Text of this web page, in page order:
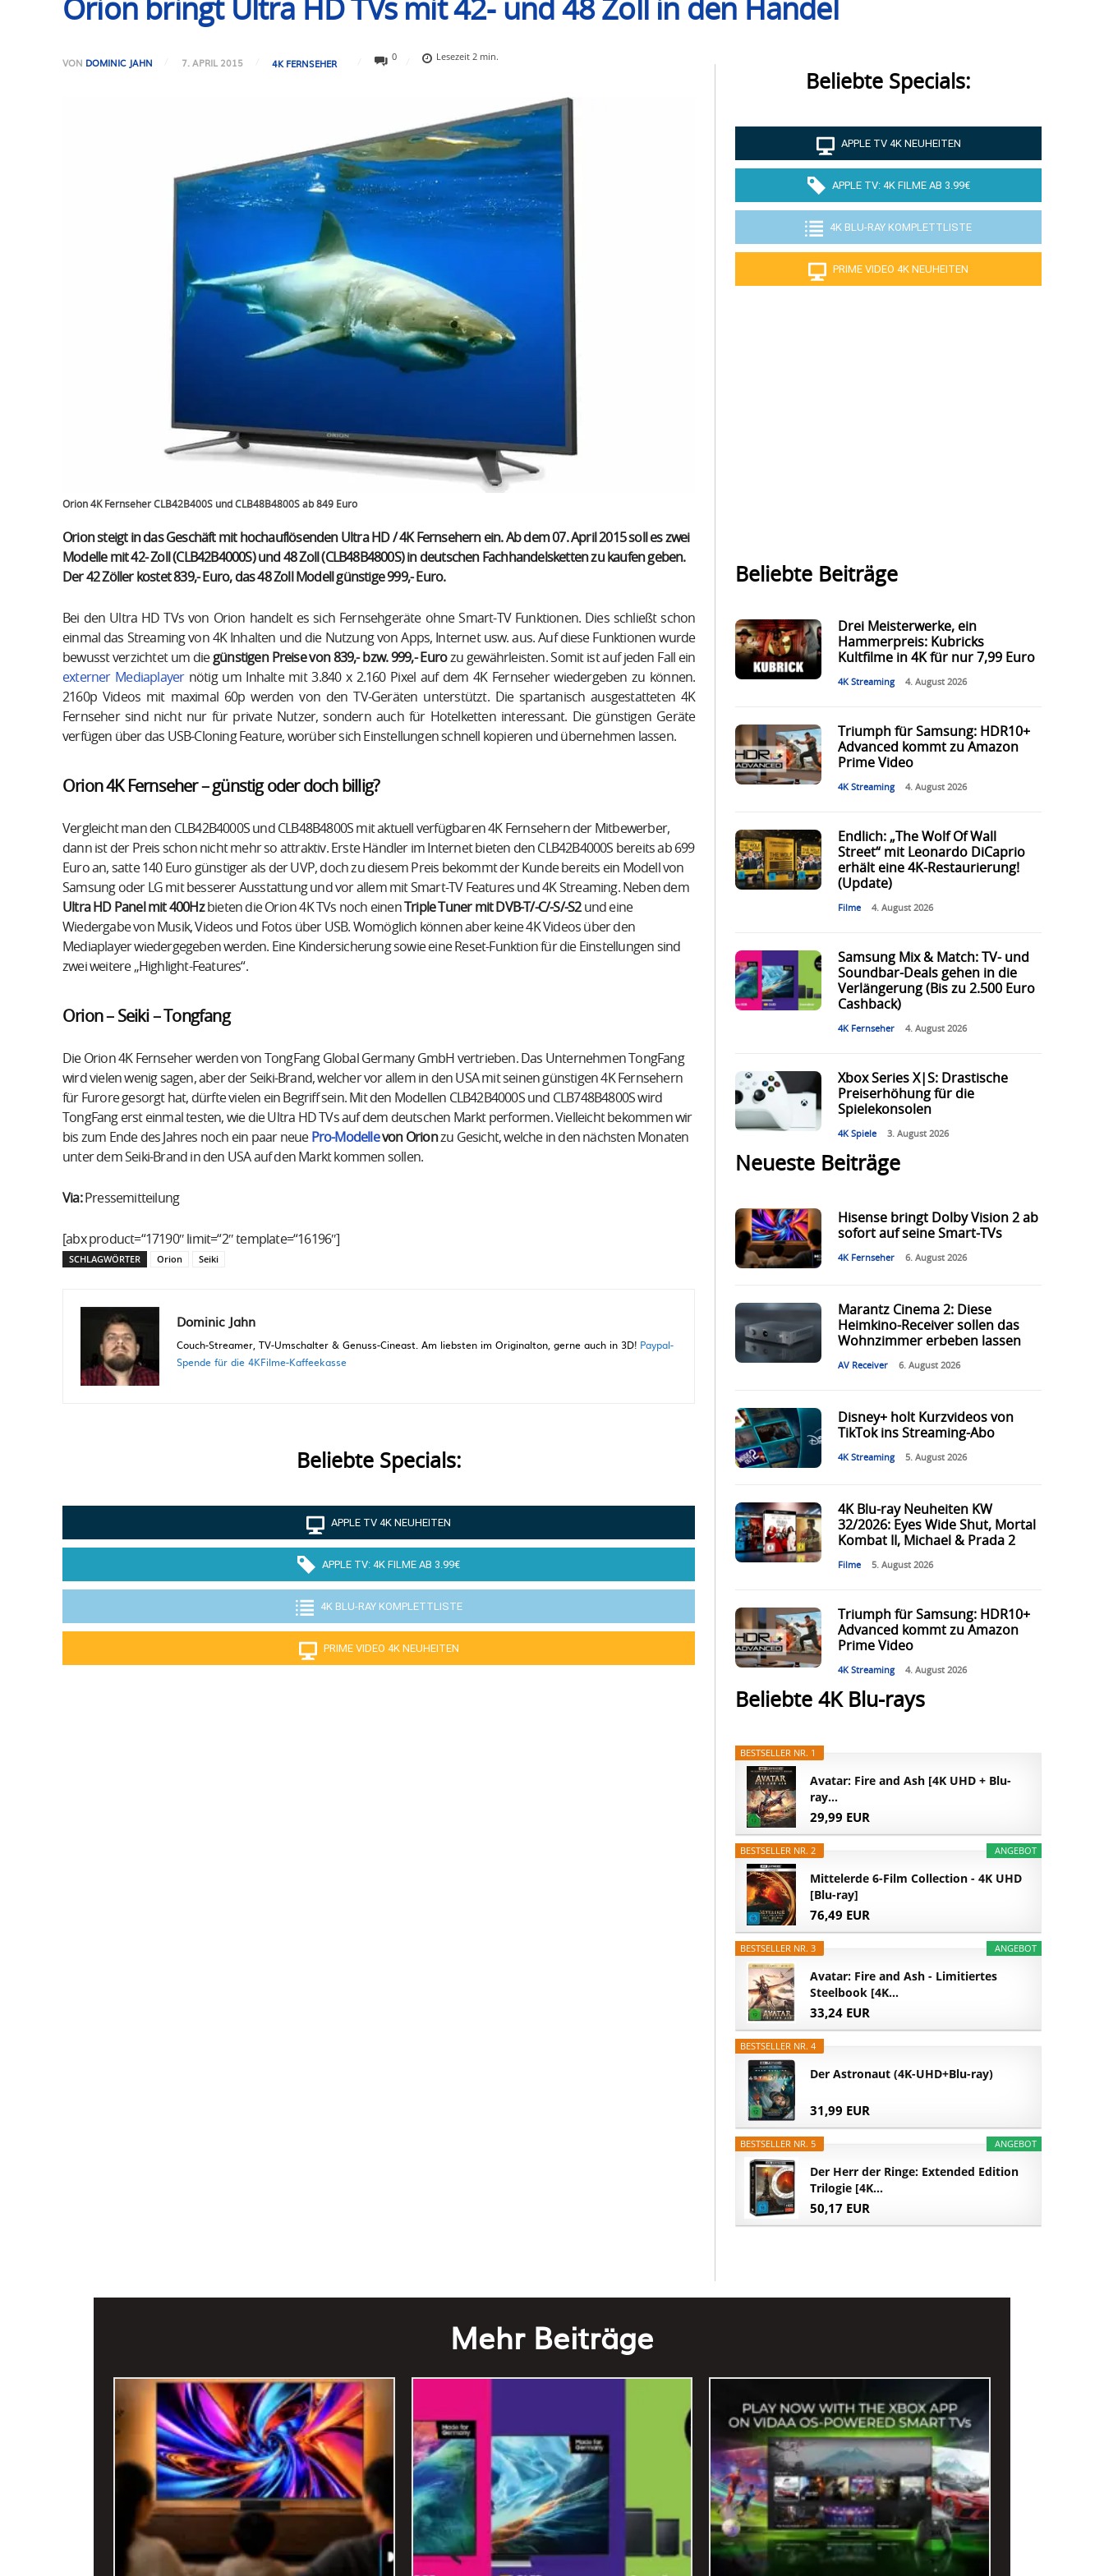
Orion bringt Ultra HD TVs mit 42- und 48 Zoll in den Handel
VON DOMINIC JAHN 7. APRIL 2015 4K FERNSEHER
0 Lesezeit2 min.
Orion 4K Fernseher CLB42B400S und CLB48B4800S ab 849 Euro
Orion steigt in das Geschäft mit hochauflösenden Ultra HD / 4K Fernsehern ein. Ab dem 07. April 2015 soll es zwei
Modelle mit 42- Zoll (CLB42B4000S) und 48 Zoll (CLB48B4800S) in deutschen Fachhandelsketten zu kaufen geben.
Der 42 Zöller kostet 839,- Euro, das 48 Zoll Modell günstige 999,- Euro.
Bei den Ultra HD TVs von Orion handelt es sich Fernsehgeräte ohne Smart-TV Funktionen. Dies schließt schon
einmal das Streaming von 4K Inhalten und die Nutzung von Apps, Internet usw. aus. Auf diese Funktionen wurde
bewusst verzichtet um die günstigen Preise von 839,- bzw. 999,- Eurozu gewährleisten. Somit ist auf jeden Fall ein
externer Mediaplayernötig um Inhalte mit 3.840 x 2.160 Pixel auf dem 4K Fernseher wiedergeben zu können.
2160p Videos mit maximal 60p werden von den TV-Geräten unterstützt. Die spartanisch ausgestatteten 4K
Fernseher sind nicht nur für private Nutzer, sondern auch für Hotelketten interessant. Die günstigen Geräte
verfügen über das USB-Cloning Feature, worüber sich Einstellungen schnell kopieren und übernehmen lassen.
Orion 4K Fernseher – günstig oder doch billig?
Vergleicht man den CLB42B4000S und CLB48B4800S mit aktuell verfügbaren 4K Fernsehern der Mitbewerber,
dann ist der Preis schon nicht mehr so attraktiv. Erste Händler im Internet bieten den CLB42B4000S bereits ab 699
Euro an, satte 140 Euro günstiger als der UVP, doch zu diesem Preis bekommt der Kunde bereits ein Modell von
Samsung oder LG mit besserer Ausstattung und vor allem mit Smart-TV Features und 4K Streaming. Neben dem
Ultra HD Panel mit 400Hzbieten die Orion 4K TVs noch einenTriple Tuner mit DVB-T/-C/-S/-S2und eine
Wiedergabe von Musik, Videos und Fotos über USB. Womöglich können aber keine 4K Videos über den
Mediaplayer wiedergegeben werden. Eine Kindersicherung sowie eine Reset-Funktion für die Einstellungen sind
zwei weitere „Highlight-Features“.
Orion – Seiki – Tongfang
Die Orion 4K Fernseher werden von TongFang Global Germany GmbH vertrieben. Das Unternehmen TongFang
wird vielen wenig sagen, aber der Seiki-Brand, welcher vor allem in den USA mit seinen günstigen 4K Fernsehern
für Furore gesorgt hat, dürfte vielen ein Begriff sein. Mit den Modellen CLB42B4000S und CLB748B4800S wird
TongFang erst einmal testen, wie die Ultra HD TVs auf dem deutschen Markt performen. Vielleicht bekommen wir
bis zum Ende des Jahres noch ein paar neue Pro-Modellevon Orionzu Gesicht, welche in den nächsten Monaten
unter dem Seiki-Brand in den USA auf den Markt kommen sollen.
Via:Pressemitteilung
[abx product=“17190″ limit=“2″ template=“16196″]
SCHLAGWÖRTER Orion Seiki
Dominic Jahn
Couch-Streamer, TV-Umschalter & Genuss-Cineast. Am liebsten im Originalton, gerne auch in 3D! Paypal-
Spende für die 4KFilme-Kaffeekasse
Beliebte Specials:
APPLE TV 4K NEUHEITEN
APPLE TV: 4K FILME AB 3.99€
4K BLU-RAY KOMPLETTLISTE
PRIME VIDEO 4K NEUHEITEN
Beliebte Specials:
APPLE TV 4K NEUHEITEN
APPLE TV: 4K FILME AB 3.99€
4K BLU-RAY KOMPLETTLISTE
PRIME VIDEO 4K NEUHEITEN
Beliebte Beiträge
Drei Meisterwerke, ein
Hammerpreis: Kubricks
Kultfilme in 4K für nur 7,99 Euro
4K Streaming 4. August 2026
Triumph für Samsung: HDR10+
Advanced kommt zu Amazon
Prime Video
4K Streaming 4. August 2026
Endlich: „The Wolf Of Wall
Street“ mit Leonardo DiCaprio
erhält eine 4K-Restaurierung!
(Update)
Filme 4. August 2026
Samsung Mix & Match: TV- und
Soundbar-Deals gehen in die
Verlängerung (Bis zu 2.500 Euro
Cashback)
4K Fernseher 4. August 2026
Xbox Series X|S: Drastische
Preiserhöhung für die
Spielekonsolen
4K Spiele 3. August 2026
Neueste Beiträge
Hisense bringt Dolby Vision 2 ab
sofort auf seine Smart-TVs
4K Fernseher 6. August 2026
Marantz Cinema 2: Diese
Heimkino-Receiver sollen das
Wohnzimmer erbeben lassen
AV Receiver 6. August 2026
Disney+ holt Kurzvideos von
TikTok ins Streaming-Abo
4K Streaming 5. August 2026
4K Blu-ray Neuheiten KW
32/2026: Eyes Wide Shut, Mortal
Kombat II, Michael & Prada 2
Filme 5. August 2026
Triumph für Samsung: HDR10+
Advanced kommt zu Amazon
Prime Video
4K Streaming 4. August 2026
Beliebte 4K Blu-rays
BESTSELLER NR. 1
Avatar: Fire and Ash [4K UHD + Blu-
ray...
29,99 EUR
ANGEBOT
BESTSELLER NR. 2
Mittelerde 6-Film Collection - 4K UHD
[Blu-ray]
76,49 EUR
ANGEBOT
BESTSELLER NR. 3
Avatar: Fire and Ash - Limitiertes
Steelbook [4K...
33,24 EUR
BESTSELLER NR. 4
Der Astronaut (4K-UHD+Blu-ray)
31,99 EUR
ANGEBOT
BESTSELLER NR. 5
Der Herr der Ringe: Extended Edition
Trilogie [4K...
50,17 EUR
Mehr Beiträge